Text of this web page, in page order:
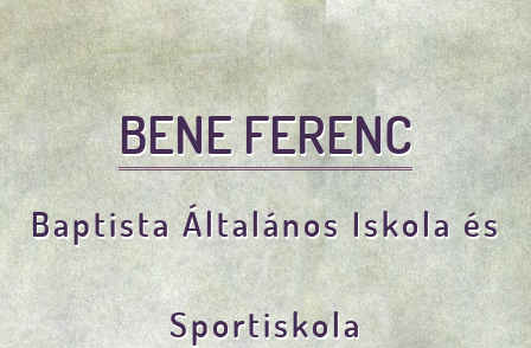
BENE FERENC
Baptista Általános Iskola és
Sportiskola